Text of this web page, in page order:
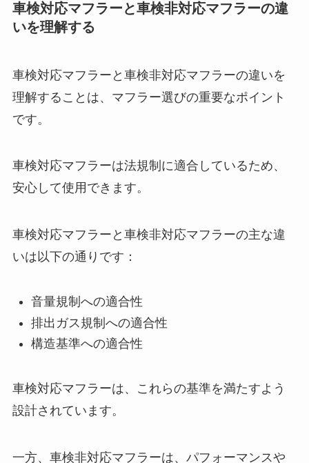
車検対応マフラーと車検非対応マフラーの違
いを理解する
車検対応マフラーと車検非対応マフラーの違いを
理解することは、マフラー選びの重要なポイント
です。
車検対応マフラーは法規制に適合しているため、
安心して使用できます。
車検対応マフラーと車検非対応マフラーの主な違
いは以下の通りです：
音量規制への適合性
排出ガス規制への適合性
構造基準への適合性
車検対応マフラーは、これらの基準を満たすよう
設計されています。
一方、車検非対応マフラーは、パフォーマンスや